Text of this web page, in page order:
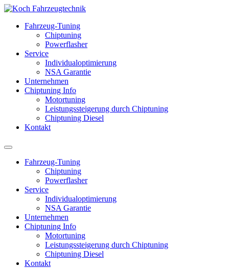
Fahrzeug-Tuning
Chiptuning
Powerflasher
Service
Individualoptimierung
NSA Garantie
Unternehmen
Chiptuning Info
Motortuning
Leistungssteigerung durch Chiptuning
Chiptuning Diesel
Kontakt
Fahrzeug-Tuning
Chiptuning
Powerflasher
Service
Individualoptimierung
NSA Garantie
Unternehmen
Chiptuning Info
Motortuning
Leistungssteigerung durch Chiptuning
Chiptuning Diesel
Kontakt